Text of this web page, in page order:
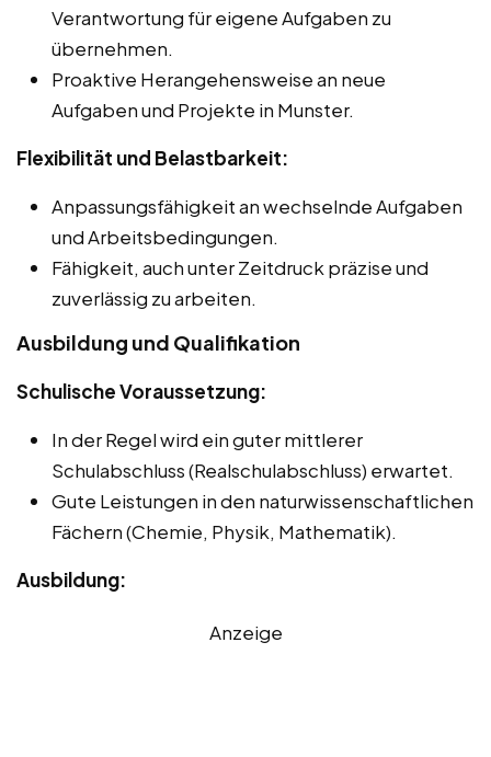
Verantwortung für eigene Aufgaben zu
übernehmen.
Proaktive Herangehensweise an neue
Aufgaben und Projekte in Munster.
Flexibilität und Belastbarkeit:
Anpassungsfähigkeit an wechselnde Aufgaben
und Arbeitsbedingungen.
Fähigkeit, auch unter Zeitdruck präzise und
zuverlässig zu arbeiten.
Ausbildung und Qualifikation
Schulische Voraussetzung:
In der Regel wird ein guter mittlerer
Schulabschluss (Realschulabschluss) erwartet.
Gute Leistungen in den naturwissenschaftlichen
Fächern (Chemie, Physik, Mathematik).
Ausbildung:
Anzeige